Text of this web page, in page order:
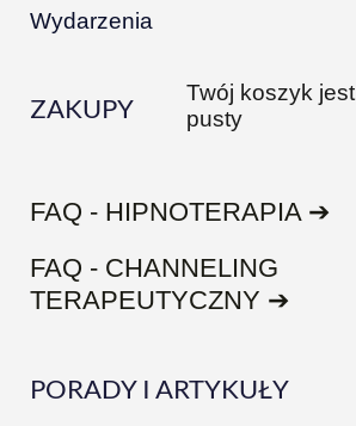
Wydarzenia
ZAKUPY
Twój koszyk jest
pusty
FAQ - HIPNOTERAPIA ➔
FAQ - CHANNELING
TERAPEUTYCZNY ➔
PORADY I ARTYKUŁY